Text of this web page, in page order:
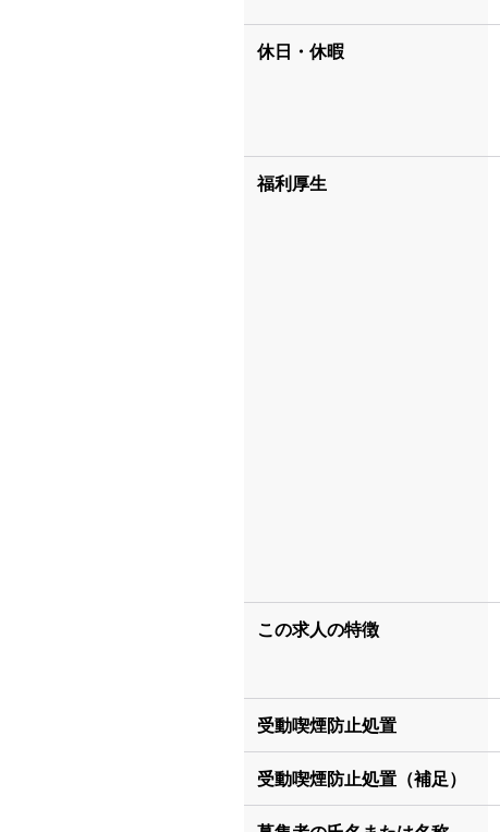
休日・休暇
福利厚生
この求人の特徴
受動喫煙防止処置
受動喫煙防止処置（補足）